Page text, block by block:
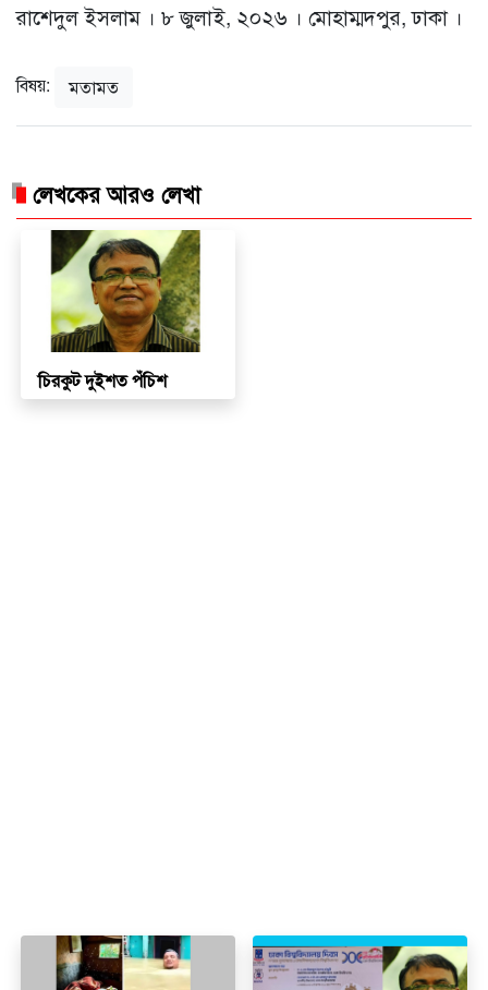
রাশেদুল ইসলাম । ৮ জুলাই, ২০২৬ । মোহাম্মদপুর, ঢাকা ।
বিষয়: মতামত
লেখকের আরও লেখা
চিরকুট দুইশত পঁচিশ